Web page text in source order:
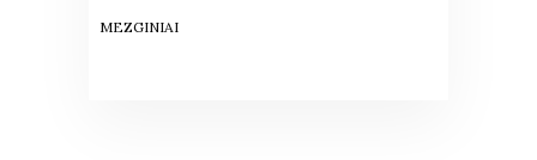
MEZGINIAI